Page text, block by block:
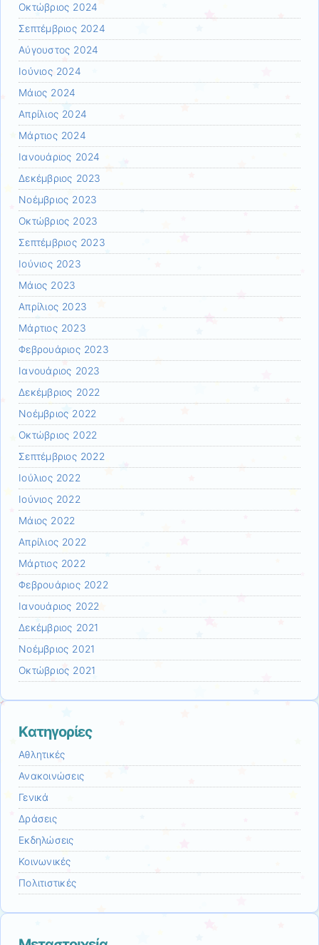
Οκτώβριος 2024
Σεπτέμβριος 2024
Αύγουστος 2024
Ιούνιος 2024
Μάιος 2024
Απρίλιος 2024
Μάρτιος 2024
Ιανουάριος 2024
Δεκέμβριος 2023
Νοέμβριος 2023
Οκτώβριος 2023
Σεπτέμβριος 2023
Ιούνιος 2023
Μάιος 2023
Απρίλιος 2023
Μάρτιος 2023
Φεβρουάριος 2023
Ιανουάριος 2023
Δεκέμβριος 2022
Νοέμβριος 2022
Οκτώβριος 2022
Σεπτέμβριος 2022
Ιούλιος 2022
Ιούνιος 2022
Μάιος 2022
Απρίλιος 2022
Μάρτιος 2022
Φεβρουάριος 2022
Ιανουάριος 2022
Δεκέμβριος 2021
Νοέμβριος 2021
Οκτώβριος 2021
Kατηγορίες
Αθλητικές
Ανακοινώσεις
Γενικά
Δράσεις
Εκδηλώσεις
Κοινωνικές
Πολιτιστικές